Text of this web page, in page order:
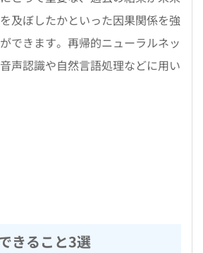
及ぼしたかといった因果関係を強
できます。再帰的ニューラルネッ
声認識や自然言語処理などに用い
きること3選